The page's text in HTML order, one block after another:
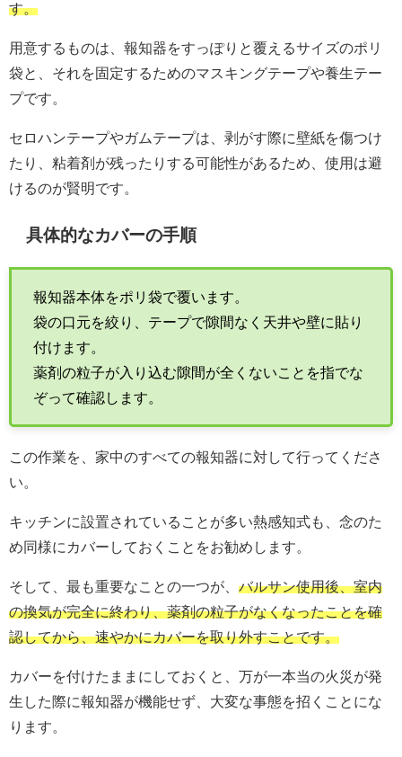
す。
用意するものは、報知器をすっぽりと覆えるサイズのポリ
袋と、それを固定するためのマスキングテープや養生テー
プです。
セロハンテープやガムテープは、剥がす際に壁紙を傷つけ
たり、粘着剤が残ったりする可能性があるため、使用は避
けるのが賢明です。
具体的なカバーの手順
報知器本体をポリ袋で覆います。
袋の口元を絞り、テープで隙間なく天井や壁に貼り
付けます。
薬剤の粒子が入り込む隙間が全くないことを指でな
ぞって確認します。
この作業を、家中のすべての報知器に対して行ってくださ
い。
キッチンに設置されていることが多い熱感知式も、念のた
め同様にカバーしておくことをお勧めします。
そして、最も重要なことの一つが、 バルサン使用後、室内
の換気が完全に終わり、薬剤の粒子がなくなったことを確
認してから、速やかにカバーを取り外すことです。
カバーを付けたままにしておくと、万が一本当の火災が発
生した際に報知器が機能せず、大変な事態を招くことにな
ります。